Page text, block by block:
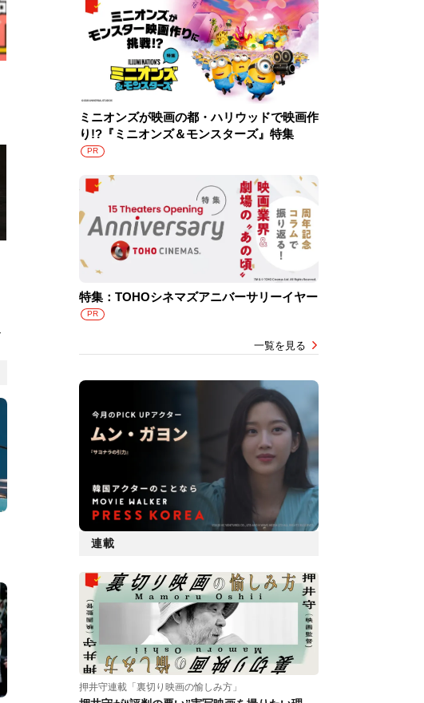
ミニオンズが映画の都・ハリウッドで映画作
り!?『ミニオンズ＆モンスターズ』特集
PR
特集：TOHOシネマズアニバーサリーイヤー
PR
一覧を見る
連載
押井守連載「裏切り映画の愉しみ方」